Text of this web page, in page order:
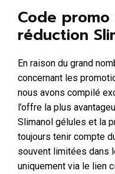
Code
réduction
En raison du grand
concernant les
nous avons compilé
l’offre la plus
Slimanol gélules et la
toujours tenir compte
souvent limitées dans
uniquement via le lien